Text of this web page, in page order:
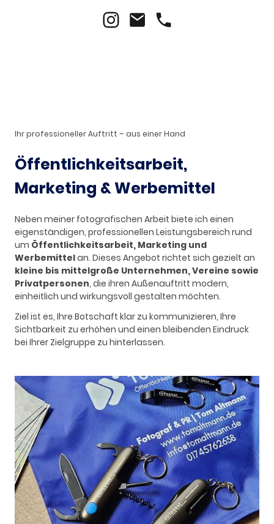
Ihr professioneller Auftritt – aus einer Hand
Öffentlichkeitsarbeit,
Marketing & Werbemittel
Neben meiner fotografischen Arbeit biete ich einen
eigenständigen, professionellen Leistungsbereich rund
um Öffentlichkeitsarbeit, Marketing und
Werbemittelan. Dieses Angebot richtet sich gezielt an
kleine bis mittelgroße Unternehmen, Vereine sowie
Privatpersonen, die ihren Außenauftritt modern,
einheitlich und wirkungsvoll gestalten möchten.
Ziel ist es, Ihre Botschaft klar zu kommunizieren, Ihre
Sichtbarkeit zu erhöhen und einen bleibenden Eindruck
bei Ihrer Zielgruppe zu hinterlassen.